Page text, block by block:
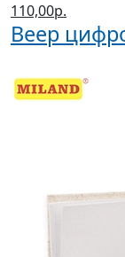
110,00р.
Веер